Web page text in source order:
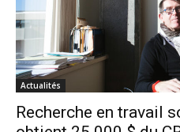
Actualités
Recherche en travail